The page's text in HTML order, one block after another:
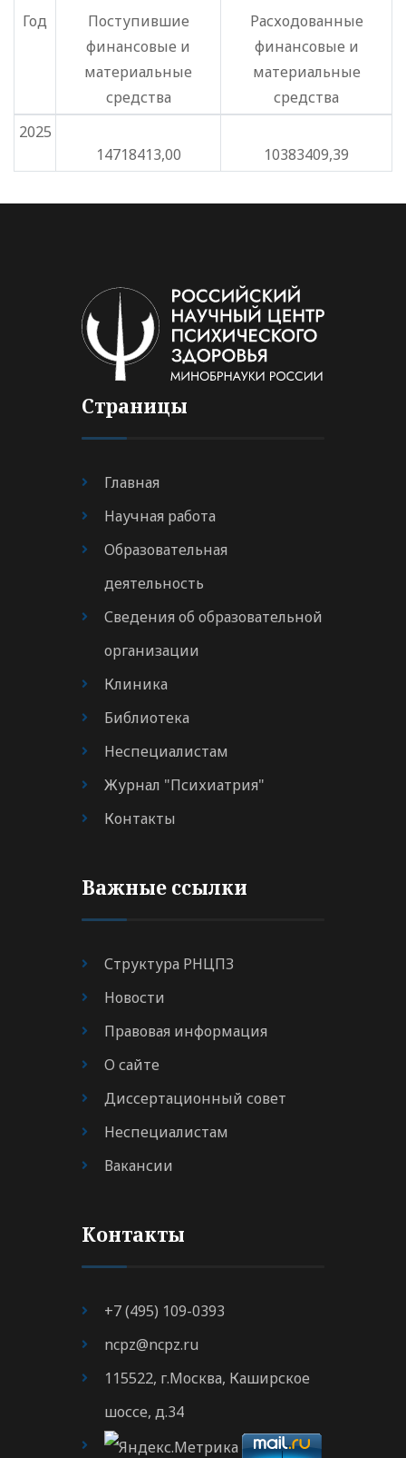
Год
Поступившие
финансовые и
материальные
средства
Расходованные
финансовые и
материальные
средства
2025
14718413,00
10383409,39
Страницы
Главная
Научная работа
Образовательная
деятельность
Сведения об образовательной
организации
Клиника
Библиотека
Неспециалистам
Журнал "Психиатрия"
Контакты
Важные ссылки
Структура РНЦПЗ
Новости
Правовая информация
О сайте
Диссертационный совет
Неспециалистам
Вакансии
Контакты
+7 (495) 109-0393
ncpz@ncpz.ru
115522, г.Москва, Каширское
шоссе, д.34